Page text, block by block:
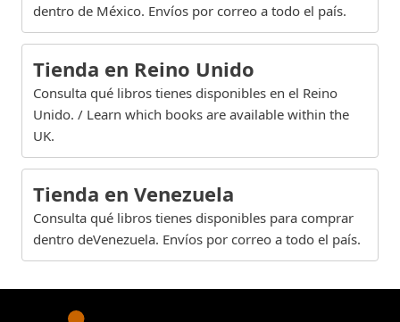
dentro de México. Envíos por correo a todo el país.
Tienda en Reino Unido
Consulta qué libros tienes disponibles en el Reino
Unido. / Learn which books are available within the
UK.
Tienda en Venezuela
Consulta qué libros tienes disponibles para comprar
dentro deVenezuela. Envíos por correo a todo el país.